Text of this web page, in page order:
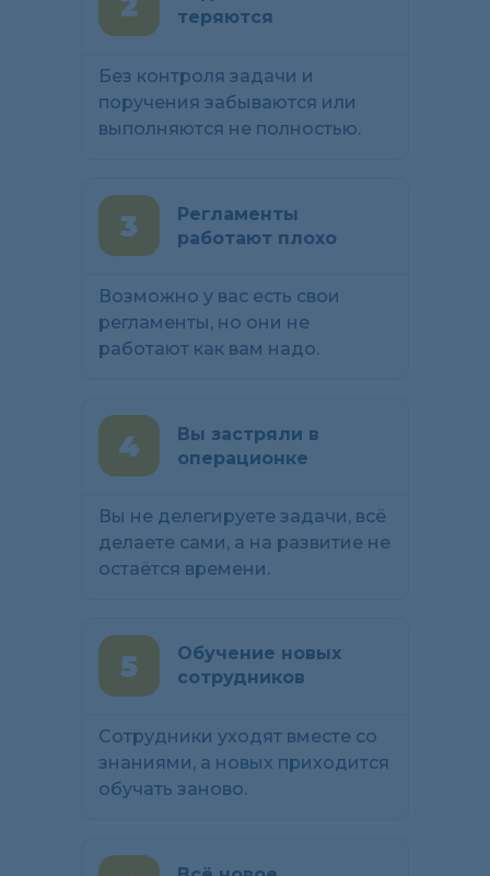
теряются
Без контроля задачи и
поручения забываются или
выполняются не полностью.
Регламенты
работают плохо
Возможно у вас есть свои
регламенты, но они не
работают как вам надо.
Вы застряли в
операционке
Вы не делегируете задачи, всё
делаете сами, а на развитие не
остаётся времени.
Обучение новых
сотрудников
Сотрудники уходят вместе со
знаниями, а новых приходится
обучать заново.